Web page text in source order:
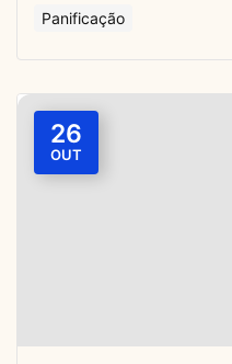
Panificação
26
OUT